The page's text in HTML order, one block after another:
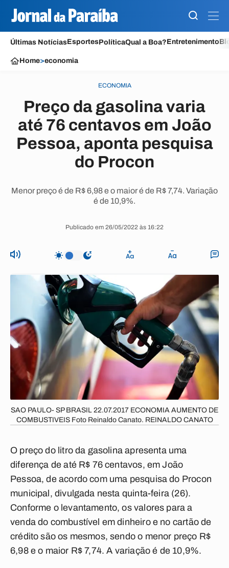
Últimas NotíciasEsportesPolíticaQual a Boa?Entretenimento
Home>economia
ECONOMIA
Preço da gasolina varia
até 76 centavos em João
Pessoa, aponta pesquisa
do Procon
Menor preço é de R$ 6,98 e o maior é de R$ 7,74. Variação
é de 10,9%.
Publicado em 26/05/2022 às 16:22
SAO PAULO- SP BRASIL 22.07.2017 ECONOMIA AUMENTO DE
COMBUSTIVEIS Foto Reinaldo Canato. REINALDO CANATO
O preço do litro da gasolina apresenta uma
diferença de até R$ 76 centavos, em João
Pessoa, de acordo com uma pesquisa do Procon
municipal, divulgada nesta quinta-feira (26).
Conforme o levantamento, os valores para a
venda do combustível em dinheiro e no cartão de
crédito são os mesmos, sendo o menor preço R$
6,98 e o maior R$ 7,74. A variação é de 10,9%.